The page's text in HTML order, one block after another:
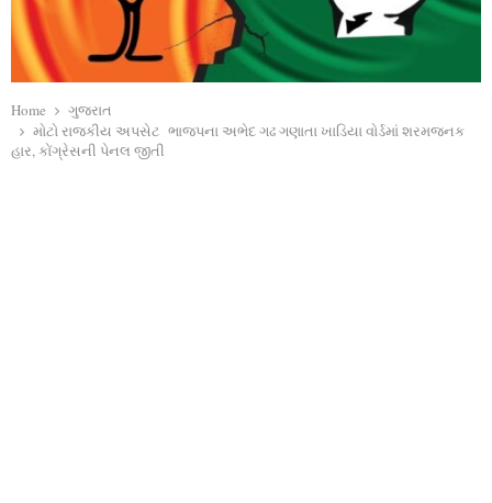
Home
ગુજરાત
મોટો રાજકીય અપસેટ ભાજપના અભેદ ગઢ ગણાતા ખાડિયા વોર્ડમાં શરમજનક
હાર, કોંગ્રેસની પેનલ જીતી